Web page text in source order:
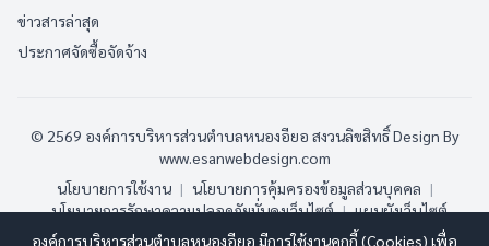
ข่าวสารล่าสุด
ประกาศจัดซื้อจัดจ้าง
© 2569 องค์การบริหารส่วนตำบลหนองอียอ สงวนลิขสิทธิ์Design By
www.esanwebdesign.com
นโยบายการใช้งาน | นโยบายการคุ้มครองข้อมูลส่วนบุคคล |
นโยบายการรักษาความปลอดภัยมั่นคงเว็บไซต์ | แผนผังเว็บไซต์
องค์การบริหารส่วนตำบลหนองอียอ มีการใช้งานคุกกี้ (Cookies) เพื่อ